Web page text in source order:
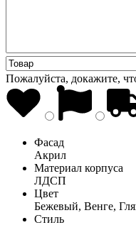
Пожалуйста, докажите,
Фасад
Акрил
Материал корпуса
ЛДСП
Цвет
Бежевый, Венге,
Стиль